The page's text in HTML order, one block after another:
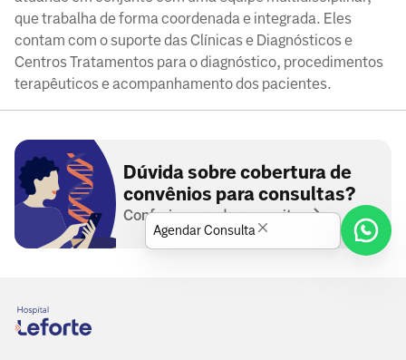
que trabalha de forma coordenada e integrada. Eles
contam com o suporte das Clínicas e Diagnósticos e
Centros Tratamentos para o diagnóstico, procedimentos
terapêuticos e acompanhamento dos pacientes.
Dúvida sobre cobertura de
convênios para consultas?
Conferir operadoras aceitas
Agendar Consulta